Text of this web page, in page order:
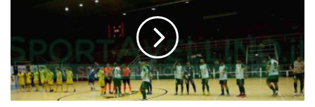
nuovi
giovani
per
la
prossima